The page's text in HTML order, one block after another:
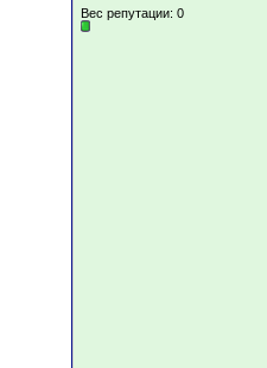
Вес репутации: 0